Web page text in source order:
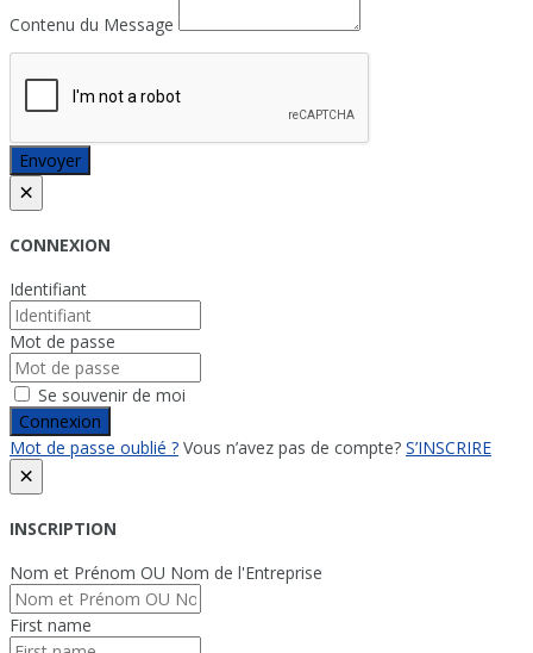
Contenu du Message
Envoyer
×
CONNEXION
Identifiant
Mot de passe
Se souvenir de moi
Connexion
Mot de passe oublié ? Vous n’avez pas de compte? S’INSCRIRE
×
INSCRIPTION
Nom et Prénom OU Nom de l'Entreprise
First name